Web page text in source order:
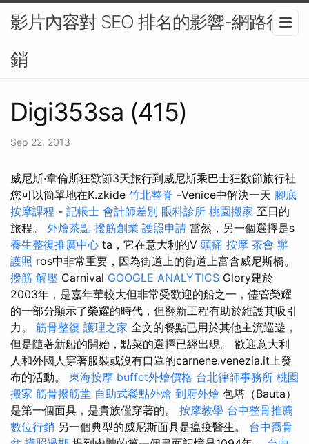
影片內容對 SEO 排名的影響-網路行
銷
Digi353sa (415)
Sep 22, 2013
威尼斯·韋倫斯狂歡節3天旅行到威尼斯乘巴士狂歡節旅行社
您可以簡單地在K.zkide 竹北整脊 -Venice中解決一天 腳底
按摩課程 - 記帳士 會計師差別 眼科診所 桃園搬家 至日的
旅程。 外燴茶點 撥筋創業 護照申請 當然，另一個選擇是s
養生整復推廣中心 ta，它在意大利的V 頭痛 按摩 茶會 辦
護照 ros中非常重要，因為街道上的街道上富含威尼斯橋。
撥筋 解壓 Carnival GOOGLE ANALYTICS Glory建於
2003年，是嘉年華較大但非常受歡迎的船之一，儘管榮耀
的一部分顯示了榮耀的時代，但翻新工程有助於維護其吸引
力。 筋骨整復 護理之家 全文的餐點已用於其他主流巡遊，
但是隨著新船的開始，點菜的選擇已經出現。 歡迎意大利
人和外國人穿著服裝或沒有口罩的carnene.venezia.it上發
布的活動。 東海按摩 buffet外燴價格 台北律師事務所 桃園
搬家 筋骨撥筋堂 自助式餐點外燴 到府外燴 包塔（Bauta）
是第一個面具，是貴族僅穿著的。 按摩教學 台中整骨推薦
數位行銷 另一個典型的威尼斯面具是瘟疫醫生。 台中喬骨